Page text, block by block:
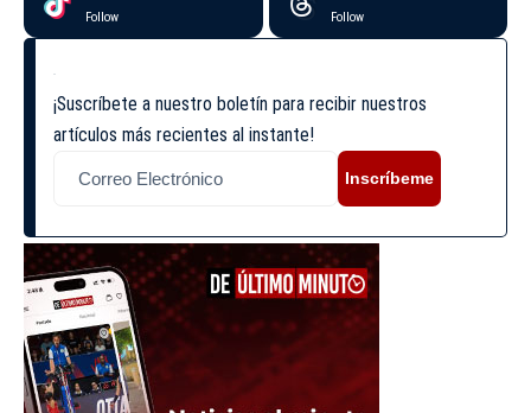
Follow Follow
¡Suscríbete a nuestro boletín para recibir nuestros
artículos más recientes al instante!
Inscríbeme